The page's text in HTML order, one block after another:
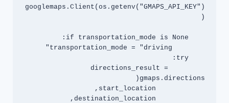
googlemaps.Client(os.getenv("GMAPS_API_KEY")
        directions_result =